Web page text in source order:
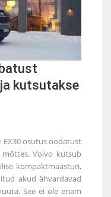
kutsutakse
osutus oodatust
mõttes. Volvo kutsub
kompaktmaasturi,
akud ähvardavad
See ei ole enam